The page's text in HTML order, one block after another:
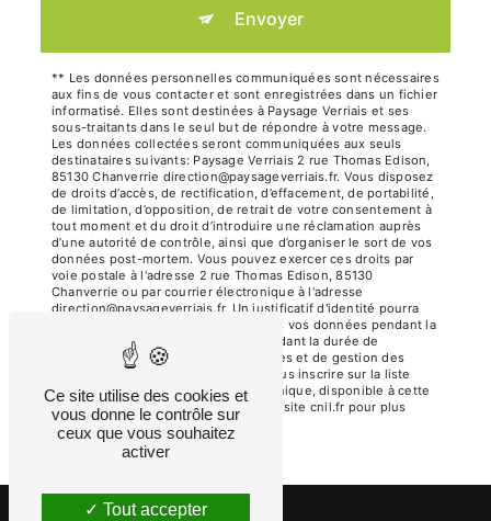
Envoyer
** Les données personnelles communiquées sont nécessaires
aux fins de vous contacter et sont enregistrées dans un fichier
informatisé. Elles sont destinées à Paysage Verriais et ses
sous-traitants dans le seul but de répondre à votre message.
Les données collectées seront communiquées aux seuls
destinataires suivants: Paysage Verriais 2 rue Thomas Edison,
85130 Chanverrie direction@paysageverriais.fr. Vous disposez
de droits d’accès, de rectification, d’effacement, de portabilité,
de limitation, d’opposition, de retrait de votre consentement à
tout moment et du droit d’introduire une réclamation auprès
d’une autorité de contrôle, ainsi que d’organiser le sort de vos
données post-mortem. Vous pouvez exercer ces droits par
voie postale à l'adresse 2 rue Thomas Edison, 85130
Chanverrie ou par courrier électronique à l'adresse
direction@paysageverriais.fr. Un justificatif d'identité pourra
vous être demandé. Nous conservons vos données pendant la
période de prise de contact puis pendant la durée de
prescription légale aux fins probatoires et de gestion des
contentieux. Vous avez le droit de vous inscrire sur la liste
d'opposition au démarchage téléphonique, disponible à cette
adresse: Bloctel.gouv.fr. Consultez le site cnil.fr pour plus
d’informations sur vos droits.
Ce site utilise des cookies et
vous donne le contrôle sur
ceux que vous souhaitez
activer
Tout accepter